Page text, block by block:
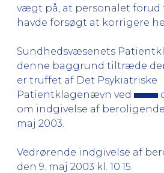
vægt på, at personalet forud
havde forsøgt at korrigere
Sundhedsvæsenets
denne baggrund tiltræde
er truffet af Det Psykiatriske
Patientklagenævn ved
om indgivelse af
maj 2003.
Vedrørende indgivelse af
den 9. maj 2003 kl. 10.15.